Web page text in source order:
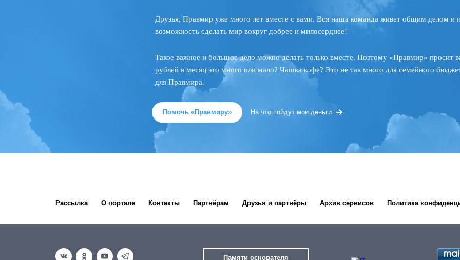
Друзья, Правмир уже много лет вместе с вами. Вся наша команда живет общим делом и
возможность сделать мир вокруг добрее и милосерднее!
Такое важное и большое дело можно делать только вместе. Поэтому «Правмир» просит
рублей в месяц это много или мало? Чашка кофе? Это не так много для семейного
для Правмира.
Помочь «Правмиру» На что пойдут мои деньги
Рассылка О портале Контакты Партнёрам Друзья и партнёры Архив сервисов Политика
Памяти основателя